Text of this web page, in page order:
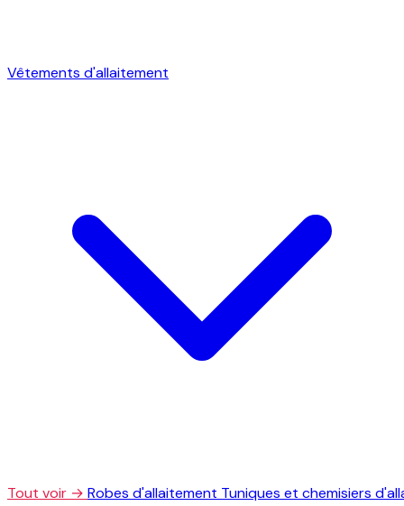
Vêtements d'allaitement
Tout voir → Robes d'allaitement Tuniques et chemisiers